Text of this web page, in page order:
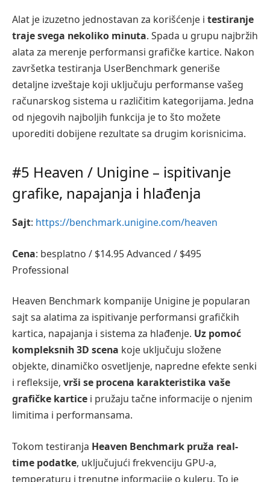
Alat je izuzetno jednostavan za korišćenje i testiranje
traje svega nekoliko minuta. Spada u grupu najbržih
alata za merenje performansi grafičke kartice. Nakon
završetka testiranja UserBenchmark generiše
detaljne izveštaje koji uključuju performanse vašeg
računarskog sistema u različitim kategorijama. Jedna
od njegovih najboljih funkcija je to što možete
uporediti dobijene rezultate sa drugim korisnicima.
#5 Heaven / Unigine – ispitivanje
grafike, napajanja i hlađenja
Sajt: https://benchmark.unigine.com/heaven
Cena: besplatno / $14.95 Advanced / $495
Professional
Heaven Benchmark kompanije Unigine je popularan
sajt sa alatima za ispitivanje performansi grafičkih
kartica, napajanja i sistema za hlađenje. Uz pomoć
kompleksnih 3D scena koje uključuju složene
objekte, dinamičko osvetljenje, napredne efekte senki
i refleksije, vrši se procena karakteristika vaše
grafičke kartice i pružaju tačne informacije o njenim
limitima i performansama.
Tokom testiranja Heaven Benchmark pruža real-
time podatke, uključujući frekvenciju GPU-a,
temperaturu i trenutne informacije o kuleru. To je